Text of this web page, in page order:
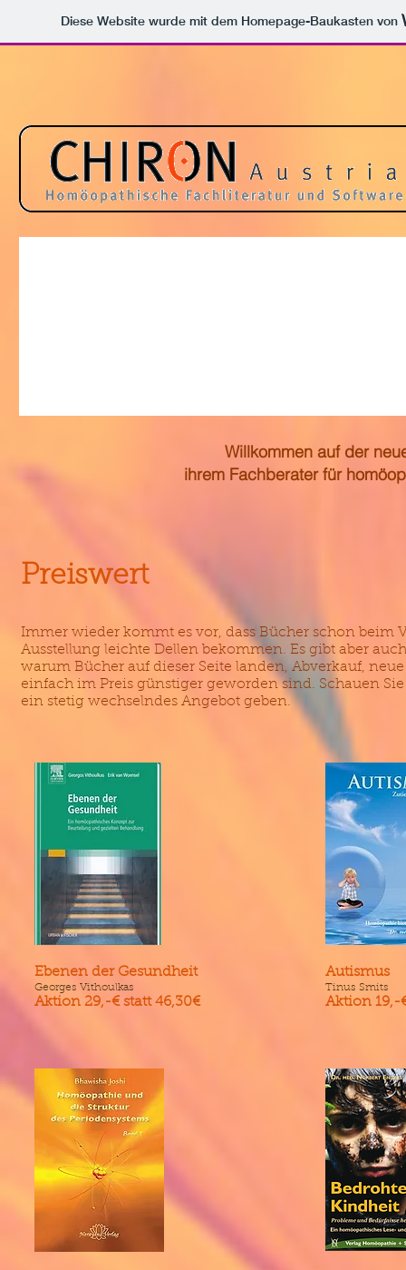
Diese Website wurde mit dem Homepage-Baukasten von
Willkommen auf der
ihrem Fachberater für
Preiswert
Immer wieder kommt es vor, dass Bücher schon beim
Ausstellung leichte Dellen bekommen. Es gibt aber
warum Bücher auf dieser Seite landen, Abverkauf,
einfach im Preis günstiger geworden sind. Schauen
ein stetig wechselndes Angebot geben.
Ebenen der Gesundheit
Georges Vithoulkas
Aktion 29,-€ statt 46,30€
Autismus
Tinus Smits
Aktion 19,-